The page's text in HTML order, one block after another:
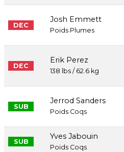
DEC
Josh Emmett
Poids Plumes
DEC
Erik Perez
138 lbs / 62.6 kg
SUB
Jerrod Sanders
Poids Coqs
SUB
Yves Jabouin
Poids Coqs